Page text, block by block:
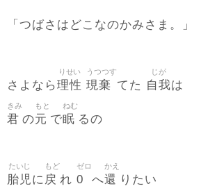
「つばさはどこなのかみさま。」
さよなら理性
りせい
現棄
うつつす
てた 自我
じが
は
君
きみ
の元
もと
で眠
ねむ
るの
胎児
たいじ
に戻
もど
れ 0
ゼロ
へ還
かえ
りたい